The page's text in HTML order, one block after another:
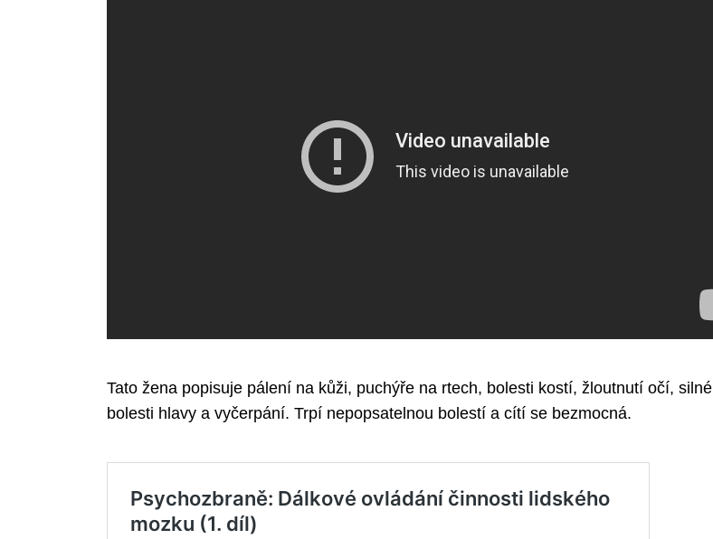
Tato žena popisuje pálení na kůži, puchýře na rtech, bolesti kostí, žloutnutí očí, silné
bolesti hlavy a vyčerpání. Trpí nepopsatelnou bolestí a cítí se bezmocná.